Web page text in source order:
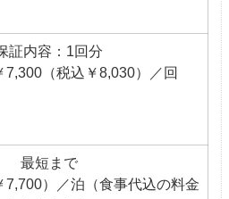
証内容：1回分
7,300（税込￥8,030）／回
最短まで
7,700）／泊（食事代込の料金